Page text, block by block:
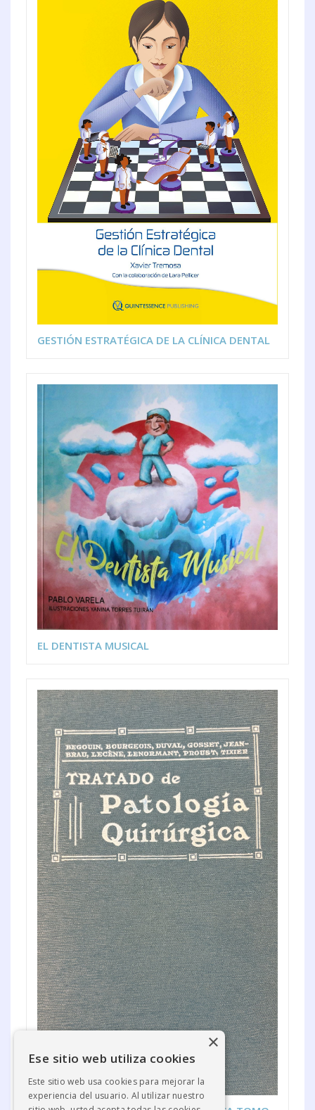
GESTIÓN ESTRATÉGICA DE LA CLÍNICA DENTAL
EL DENTISTA MUSICAL
×
Ese sitio web utiliza cookies
Este sitio web usa cookies para mejorar la
experiencia del usuario. Al utilizar nuestro